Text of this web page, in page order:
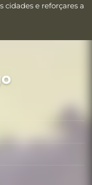
cidades e reforçares a